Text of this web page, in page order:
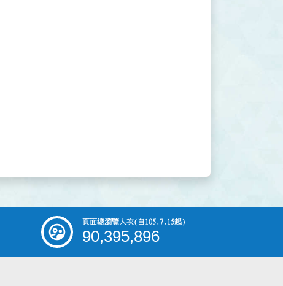
頁面總瀏覽人次(自105.7.15起)
90,395,896